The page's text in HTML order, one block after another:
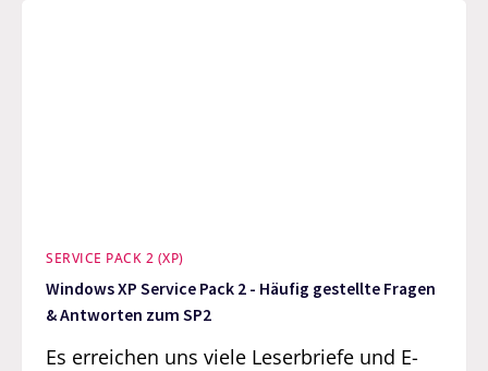
SERVICE PACK 2 (XP)
Windows XP Service Pack 2 - Häufig gestellte Fragen
& Antworten zum SP2
Es erreichen uns viele Leserbriefe und E-